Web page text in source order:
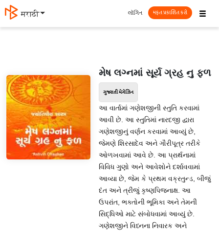
मराठी ☰
લૉગિન મફત પ્રકાશિત કરો
મેષ લગ્નમાં સૂર્ય ગ્રહ નુ ફળ
ગુજરાતી મેગેઝિન
આ વાર્તામાં ગણેશજીની સ્તુતિ કરવામાં
આવી છે. આ સ્તુતિમાં નારદજી દ્વારા
ગણેશજીનું વર્ણન કરવામાં આવ્યું છે,
જેમણે શિરસાદેવ અને ગૌરીપૂત્ર તરીકે
ઓળખવામાં આવે છે. આ પ્રાર્થનામાં
વિવિધ ગુણો અને આવેશોને દર્શાવવામાં
આવ્યા છે, જેમ કે પ્રથમ વક્રતુન્ડ, બીજું
દંત અને ત્રીજું કૃષ્ણપિજનાક્ષ. આ
ઉપરાંત, ભક્તોની ભૂમિકા અને તેમની
સિદ્ધિઓ માટે સંબોધવામાં આવ્યું છે.
ગણેશજીને વિધ્નના નિવારક અને